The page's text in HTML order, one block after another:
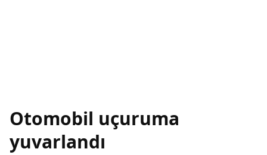
Otomobil uçuruma
yuvarlandı